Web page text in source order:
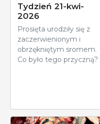
Tydzień 21-kwi-
2026
Prosięta urodziły się z
zaczerwienionym i
obrzękniętym sromem.
Co było tego przyczną?